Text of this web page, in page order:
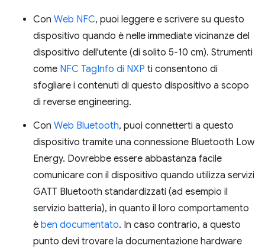
Con Web NFC, puoi leggere e scrivere su questo
dispositivo quando è nelle immediate vicinanze del
dispositivo dell'utente (di solito 5-10 cm). Strumenti
come NFC TagInfo di NXP ti consentono di
sfogliare i contenuti di questo dispositivo a scopo
di reverse engineering.
Con Web Bluetooth, puoi connetterti a questo
dispositivo tramite una connessione Bluetooth Low
Energy. Dovrebbe essere abbastanza facile
comunicare con il dispositivo quando utilizza servizi
GATT Bluetooth standardizzati (ad esempio il
servizio batteria), in quanto il loro comportamento
è ben documentato. In caso contrario, a questo
punto devi trovare la documentazione hardware